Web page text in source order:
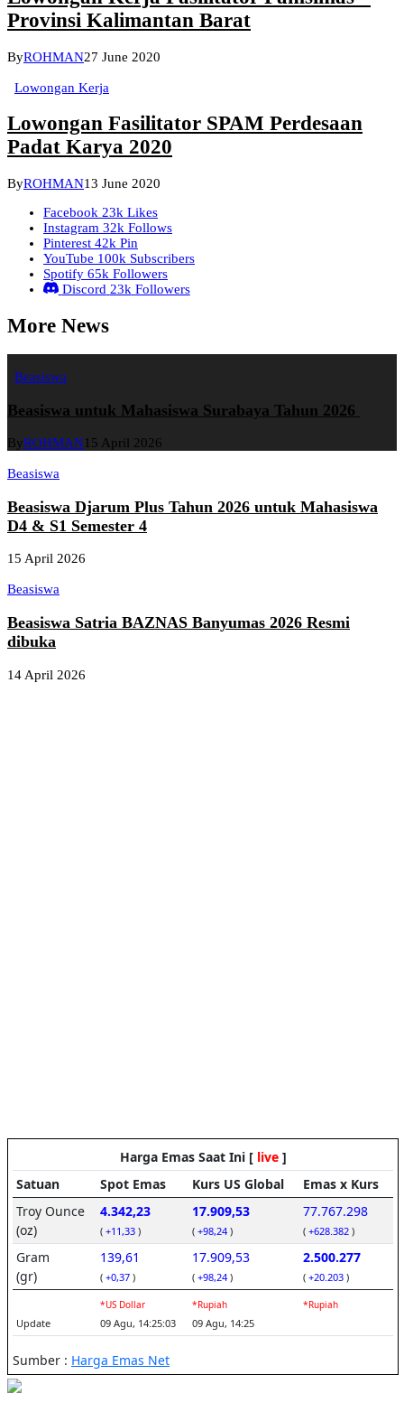
Provinsi Kalimantan Barat
ByROHMAN27 June 2020
Lowongan Kerja
Lowongan Fasilitator SPAM Perdesaan
Padat Karya 2020
ByROHMAN13 June 2020
Facebook 23k Likes
Instagram 32k Follows
Pinterest 42k Pin
YouTube 100k Subscribers
Spotify 65k Followers
Discord 23k Followers
More News
Beasiswa
Beasiswa untuk Mahasiswa Surabaya Tahun 2026
ByROHMAN15 April 2026
Beasiswa
Beasiswa Djarum Plus Tahun 2026 untuk Mahasiswa
D4 & S1 Semester 4
15 April 2026
Beasiswa
Beasiswa Satria BAZNAS Banyumas 2026 Resmi
dibuka
14 April 2026